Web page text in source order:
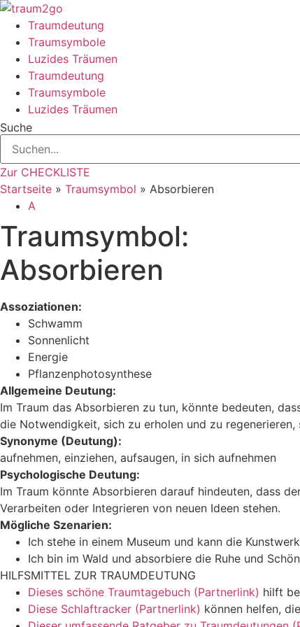
Zum
Inhalt
springen
Traumdeutung
Traumsymbole
Luzides Träumen
Traumdeutung
Traumsymbole
Luzides Träumen
Suche
Zur CHECKLISTE
Startseite » Traumsymbol » Absorbieren
A
Traumsymbol:
Absorbieren
Assoziationen:
Schwamm
Sonnenlicht
Energie
Pflanzenphotosynthese
Allgemeine Deutung:
Im Traum das Absorbieren zu tun, könnte bedeuten,
die Notwendigkeit, sich zu erholen und zu regenerieren,
Synonyme (Deutung):
aufnehmen, einziehen, aufsaugen, in sich aufnehmen
Psychologische Deutung:
Im Traum könnte Absorbieren darauf hindeuten, dass
Verarbeiten oder Integrieren von neuen Ideen stehen.
Mögliche Szenarien:
Ich stehe in einem Museum und kann die
Ich bin im Wald und absorbiere die Ruhe und
HILFSMITTEL ZUR TRAUMDEUTUNG
Dieses schöne Traumtagebuch (Partnerlink) hilft
Diese Schlaftracker (Partnerlink) können helfen,